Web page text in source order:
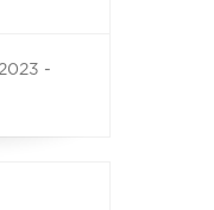
-